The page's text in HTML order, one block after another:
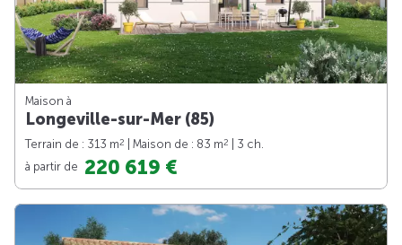
Maison à
Longeville-sur-Mer (85)
Terrain de : 313 m2 | Maison de : 83 m2
| 3 ch.
à partir de 220 619 €